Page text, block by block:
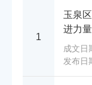
1
玉泉
进力
成文日
发布日